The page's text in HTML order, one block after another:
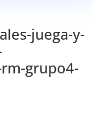
juega-y-
grupo4-